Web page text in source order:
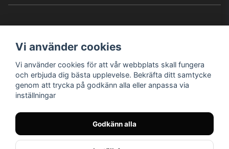
© Nilssons MC - Allt för dig & din MC
Instagram Facebook YouTube
Vi använder cookies
Vi använder cookies för att vår webbplats skall fungera
och erbjuda dig bästa upplevelse. Bekräfta ditt samtycke
genom att trycka på godkänn alla eller anpassa via
inställningar
Godkänn alla